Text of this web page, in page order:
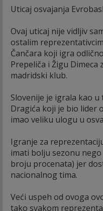
Uticaj osvajanja
Ovaj uticaj nije vidljiv
ostalim
Čančara koji igra
Prepeliča i Žigu Dimeca
madridski klub.
Slovenije je igrala kao
Dragića koji je bio lider
imao veliku ulogu u
Igranje za
imati bolju sezonu
broju procenata) jer
nacionalnog tima.
Veći uspeh od ovoga
tako svakom